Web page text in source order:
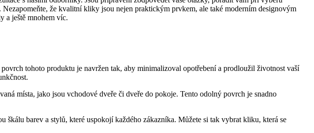
že kvalitní kliky‌ jsou nejen praktickým prvkem, ale také moderním designovým
a ještě mnohem víc.
tohoto produktu je navržen tak, aby minimalizoval opotřebení a prodloužil životnost vaší
místa, jako jsou vchodové dveře či dveře do pokoje. Tento odolný povrch je snadno
barev a stylů, které uspokojí každého‌ zákazníka. Můžete ‍si tak⁤ vybrat kliku, která se